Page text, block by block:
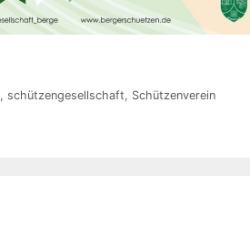
, schützengesellschaft, Schützenverein